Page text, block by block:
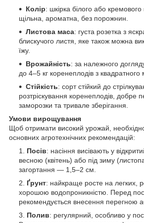
Колір: шкірка білого або кремового
щільна, ароматна, без порожнин.
Листова маса: густа розетка з
блискучого листя, яке також можна
їжу.
Врожайність: за належного
до 4–5 кг коренеплодів з квадратного
Стійкість: сорт стійкий до
розтріскування коренеплодів, добре
заморозки та тривале зберігання.
Умови вирощування
Щоб отримати високий урожай,
основних агротехнічних рекомендацій:
Посів: насіння висівають у
весною (квітень) або під зиму
загортання — 1,5–2 см.
Ґрунт: найкраще росте на легких,
хорошою водопроникністю. Перед
рекомендується внесення перегною
Полив: регулярний, особливо у